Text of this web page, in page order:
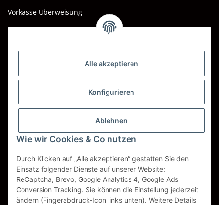
Alle akzeptieren
Konfigurieren
Ablehnen
Wie wir Cookies & Co nutzen
Durch Klicken auf „Alle akzeptieren“ gestatten Sie den
Einsatz folgender Dienste auf unserer Website:
ReCaptcha, Brevo, Google Analytics 4, Google Ads
Conversion Tracking. Sie können die Einstellung jederzeit
ändern (Fingerabdruck-Icon links unten). Weitere Details
Vorkasse Überweisung
Wir versenden mit
Spedition BTG
Spedition Schenker
Vertrag widerrufen